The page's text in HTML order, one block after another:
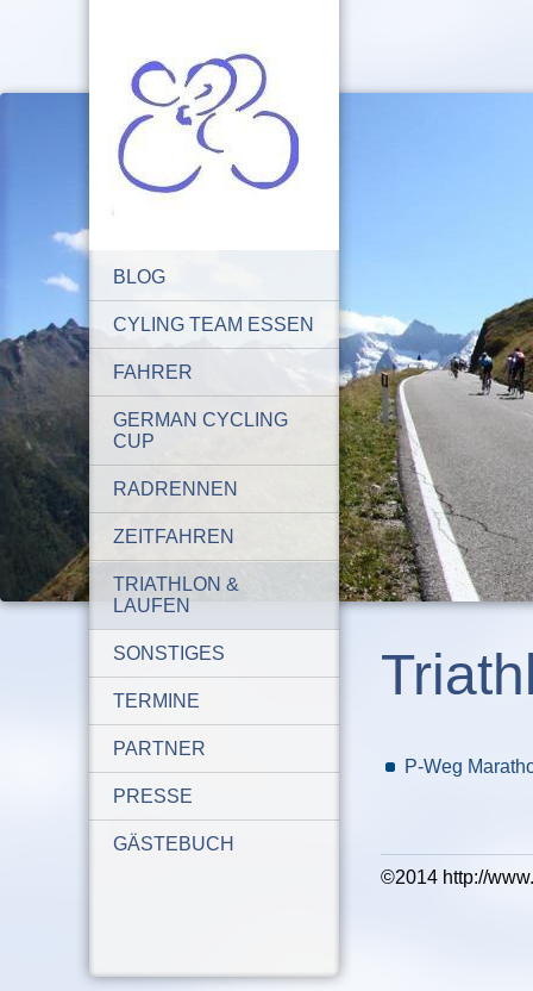
BLOG
CYLING TEAM ESSEN
FAHRER
GERMAN CYCLING
CUP
RADRENNEN
ZEITFAHREN
TRIATHLON &
LAUFEN
SONSTIGES
TERMINE
PARTNER
PRESSE
GÄSTEBUCH
P-Weg
©2014 http://